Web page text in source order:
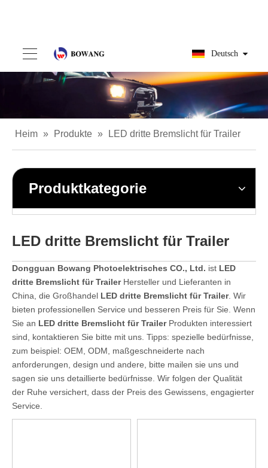
Deutsch
Heim » Produkte » LED dritte Bremslicht für Trailer
Produktkategorie
LED dritte Bremslicht für Trailer
Dongguan Bowang Photoelektrisches CO., Ltd. ist LED
dritte Bremslicht für TrailerHersteller und Lieferanten in
China, die Großhandel LED dritte Bremslicht für Trailer. Wir
bieten professionellen Service und besseren Preis für Sie. Wenn
Sie an LED dritte Bremslicht für TrailerProdukten interessiert
sind, kontaktieren Sie bitte mit uns. Tipps: spezielle bedürfnisse,
zum beispiel: OEM, ODM, maßgeschneiderte nach
anforderungen, design und andere, bitte mailen sie uns und
sagen sie uns detaillierte bedürfnisse. Wir folgen der Qualität
der Ruhe versichert, dass der Preis des Gewissens, engagierter
Service.